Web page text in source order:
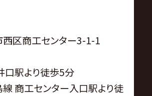
区商工センター3-1-1
駅より徒歩5分
商工センター入口駅より徒